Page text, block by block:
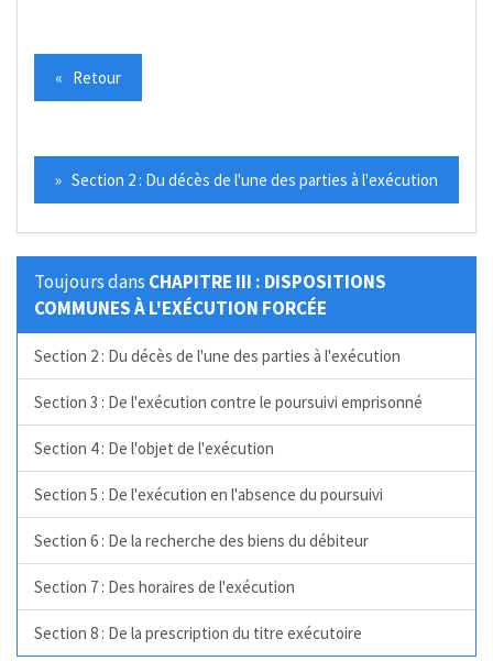
« Retour
» Section 2 : Du décès de l'une des parties à l'exécution
Toujours dans CHAPITRE III : DISPOSITIONS
COMMUNES À L'EXÉCUTION FORCÉE
Section 2 : Du décès de l'une des parties à l'exécution
Section 3 : De l'exécution contre le poursuivi emprisonné
Section 4 : De l'objet de l'exécution
Section 5 : De l'exécution en l'absence du poursuivi
Section 6 : De la recherche des biens du débiteur
Section 7 : Des horaires de l'exécution
Section 8 : De la prescription du titre exécutoire